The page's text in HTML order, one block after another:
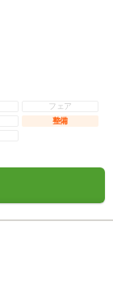
フェア
整備